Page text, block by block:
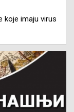
koje imaju virus